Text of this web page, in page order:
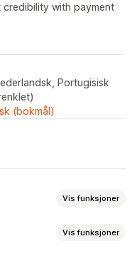
credibility with payment
Portugisisk
(bokmål)
Vis funksjoner
Vis funksjoner